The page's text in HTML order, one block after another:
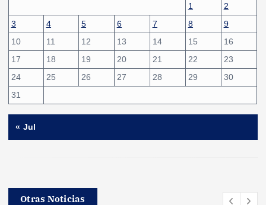
1
2
3
4 5 6 7 8
9
10
11 12 13 14 15
16
17
18 19 20 21 22
23
24
25 26 27 28 29
30
31
« Jul
Otras Noticias